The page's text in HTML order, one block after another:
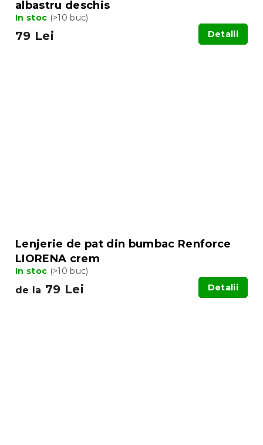
albastru deschis
In stoc (>10 buc)
79 Lei Detalii
Lenjerie de pat din bumbac Renforce
LIORENA crem
In stoc (>10 buc)
de la 79 Lei Detalii